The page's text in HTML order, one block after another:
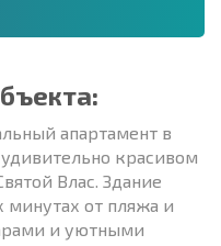
апартамент в
красивом
Влас. Здание
минутах от пляжа и
и уютными